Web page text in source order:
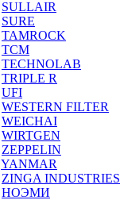
SULLAIR
SURE
TAMROCK
TCM
TECHNOLAB
TRIPLE R
UFI
WESTERN FILTER
WEICHAI
WIRTGEN
ZEPPELIN
YANMAR
ZINGA INDUSTRIES
НОЭМИ